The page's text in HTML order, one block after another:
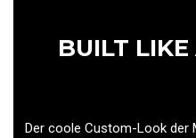
BUILT
Der coole Custom-Look der